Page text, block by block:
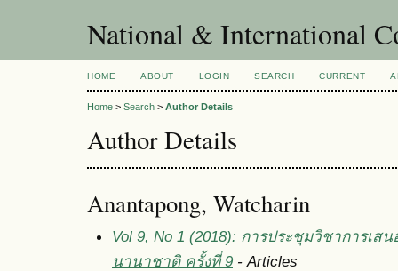
National & International
HOME ABOUT LOGIN SEARCH CURRENT
Home > Search > Author Details
Author Details
Anantapong, Watcharin
Vol 9, No 1 (2018): การประชุมวิชาการเส
นานาชาติ ครั้งที่ 9 - Articles